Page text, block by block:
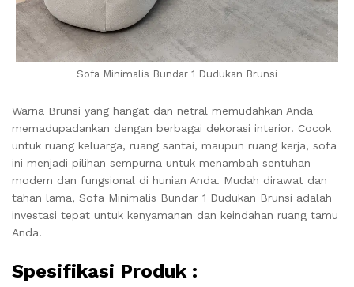
Sofa Minimalis Bundar 1 Dudukan Brunsi
Warna Brunsi yang hangat dan netral memudahkan Anda
memadupadankan dengan berbagai dekorasi interior. Cocok
untuk ruang keluarga, ruang santai, maupun ruang kerja, sofa
ini menjadi pilihan sempurna untuk menambah sentuhan
modern dan fungsional di hunian Anda. Mudah dirawat dan
tahan lama, Sofa Minimalis Bundar 1 Dudukan Brunsi adalah
investasi tepat untuk kenyamanan dan keindahan ruang tamu
Anda.
Spesifikasi Produk :